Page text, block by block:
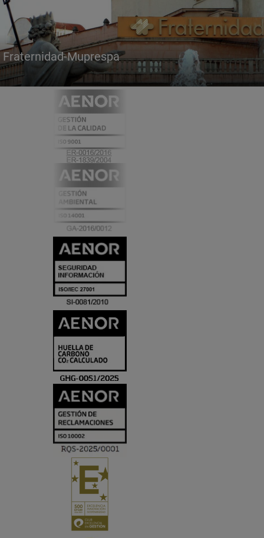
Fraternidad-Muprespa